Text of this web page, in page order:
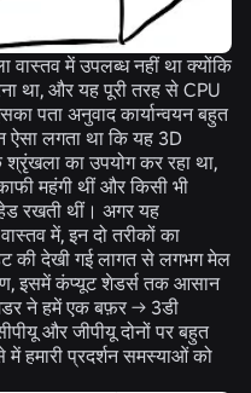
वास्तव में उपलब्ध नहीं था क्योंकि
था, और यह पूरी तरह से CPU
पता अनुवाद कार्यान्वयन बहुत
ऐसा लगता था कि यह 3D
का उपयोग कर रहा था,
महंगी थीं और किसी भी
रखती थीं। अगर यह
में, इन दो तरीकों का
की देखी गई लागत से लगभग मेल
इसमें कंप्यूट शेडर्स तक आसान
ने हमें एक बफ़र -> 3डी
और जीपीयू दोनों पर बहुत
प्रदर्शन समस्याओं को